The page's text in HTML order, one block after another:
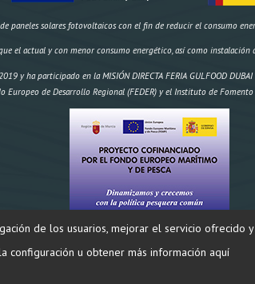
paneles solares fotovoltaicos con el fin de reducir el consumo
el actual y con menor consumo energético, así como
y ha participado en la MISIÓN DIRECTA FERIA GULFOOD
Europeo de Desarrollo Regional (FEDER) y el Instituto de
AYUDA Inversión: 174.970,18 € FEMP 58.695,96€ CARM
de los usuarios, mejorar el servicio ofrecido
configuración u obtener más información aquí